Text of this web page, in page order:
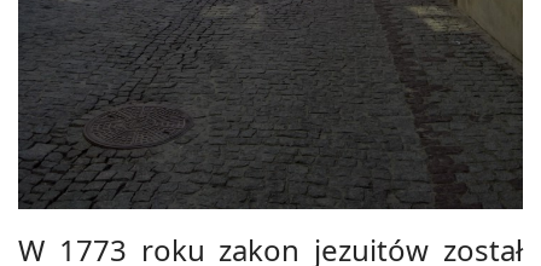
W 1773 roku zakon jezuitów został